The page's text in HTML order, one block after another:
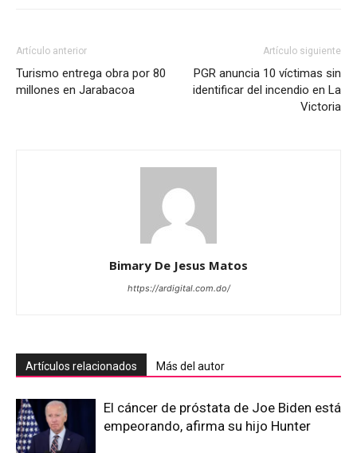
Artículo anterior
Turismo entrega obra por 80
millones en Jarabacoa
Artículo siguiente
PGR anuncia 10 víctimas sin
identificar del incendio en La
Victoria
Bimary De Jesus Matos
https://ardigital.com.do/
Artículos relacionados Más del autor
El cáncer de próstata de Joe Biden está
empeorando, afirma su hijo Hunter